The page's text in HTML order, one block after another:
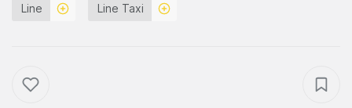
Line Line Taxi